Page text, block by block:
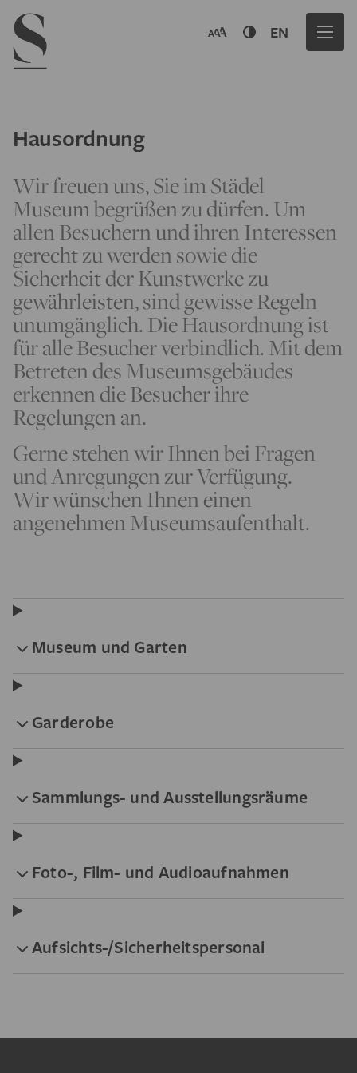
Navigation menu
EN
Hausordnung
Wir freuen uns, Sie im Städel
Museum begrüßen zu dürfen. Um
allen Besuchern und ihren Interessen
gerecht zu werden sowie die
Sicherheit der Kunstwerke zu
gewährleisten, sind gewisse Regeln
unumgänglich. Die Hausordnung ist
für alle Besucher verbindlich. Mit dem
Betreten des Museumsgebäudes
erkennen die Besucher ihre
Regelungen an.
Gerne stehen wir Ihnen bei Fragen
und Anregungen zur Verfügung.
Wir wünschen Ihnen einen
angenehmen Museumsaufenthalt.
Museum und Garten
Garderobe
Sammlungs- und Ausstellungsräume
Foto-, Film- und Audioaufnahmen
Aufsichts-/Sicherheitspersonal